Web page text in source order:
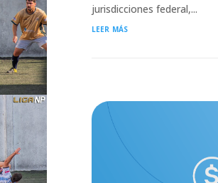
jurisdicciones federal,...
leer más